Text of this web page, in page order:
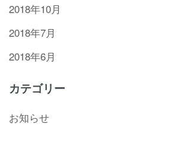
2018年10月
2018年7月
2018年6月
カテゴリー
お知らせ